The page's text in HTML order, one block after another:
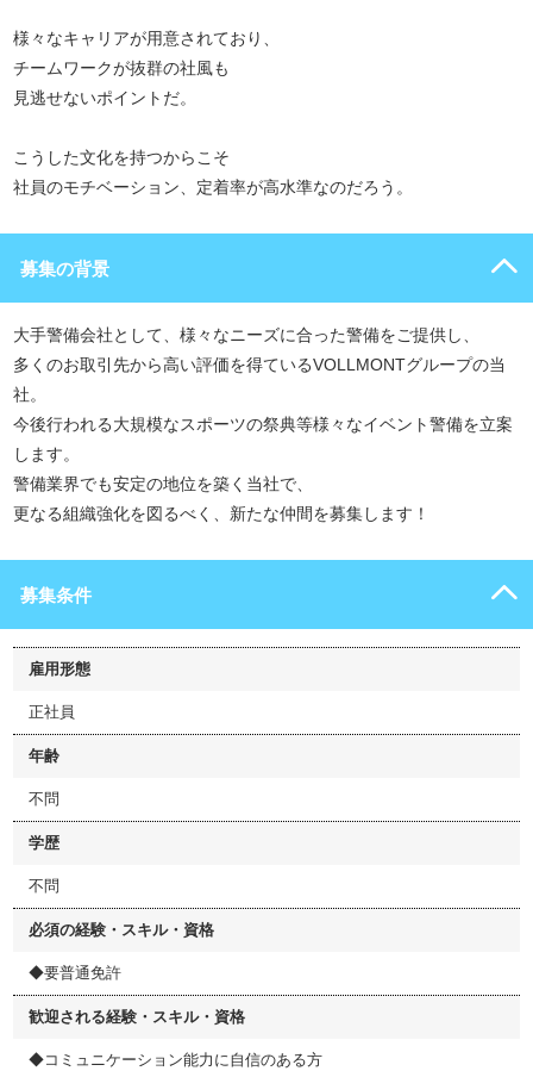
様々なキャリアが用意されており、
チームワークが抜群の社風も
見逃せないポイントだ。
こうした文化を持つからこそ
社員のモチベーション、定着率が高水準なのだろう。
募集の背景
大手警備会社として、様々なニーズに合った警備をご提供し、
多くのお取引先から高い評価を得ているVOLLMONTグループの当
社。
今後行われる大規模なスポーツの祭典等様々なイベント警備を立案
します。
警備業界でも安定の地位を築く当社で、
更なる組織強化を図るべく、新たな仲間を募集します！
募集条件
雇用形態
正社員
年齢
不問
学歴
不問
必須の経験・スキル・資格
◆要普通免許
歓迎される経験・スキル・資格
◆コミュニケーション能力に自信のある方